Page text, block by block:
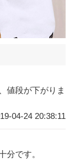
値段が下がりま
04-24 20:38:11
分です。